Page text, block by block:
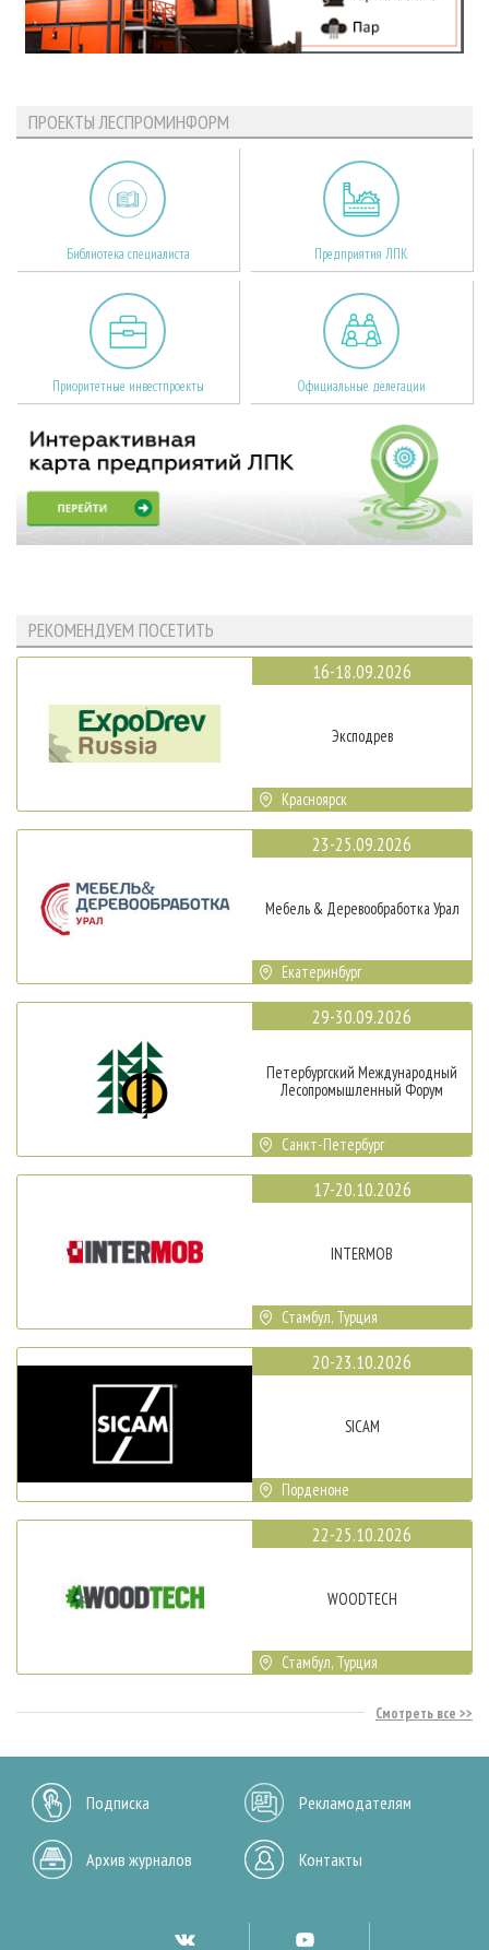
ПРОЕКТЫ ЛЕСПРОМИНФОРМ
Библиотека специалиста Предприятия ЛПК
Приоритетные инвестпроекты Официальные делегации
РЕКОМЕНДУЕМ ПОСЕТИТЬ
16-18.09.2026
Эксподрев
Красноярск
23-25.09.2026
Мебель & Деревообработка Урал
Екатеринбург
29-30.09.2026
Петербургский Международный
Лесопромышленный Форум
Санкт-Петербург
17-20.10.2026
INTERMOB
Стамбул, Турция
20-23.10.2026
SICAM
Порденоне
22-25.10.2026
WOODTECH
Стамбул, Турция
Смотреть все
Подписка Рекламодателям
Архив журналов Контакты